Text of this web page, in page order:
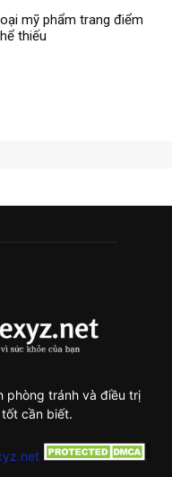
mỹ phẩm trang điểm
thiếu
phòng tránh và điều trị
cần biết.